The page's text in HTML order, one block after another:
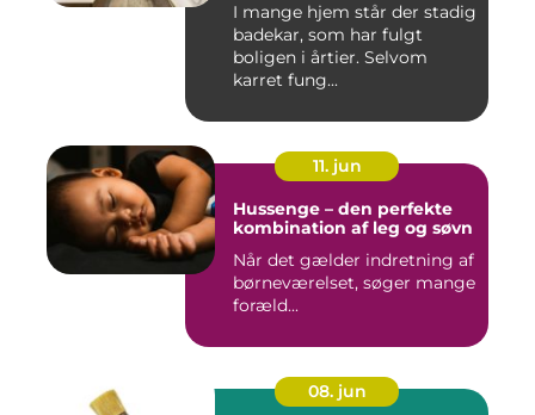
I mange hjem står der stadig
badekar, som har fulgt
boligen i årtier. Selvom
karret fung...
11. jun
Hussenge – den perfekte
kombination af leg og søvn
Når det gælder indretning af
børneværelset, søger mange
foræld...
08. jun